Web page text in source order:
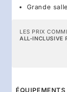
Grande
LES PRIX
ALL-INCLUSIVE
ÉQUIPEMENTS